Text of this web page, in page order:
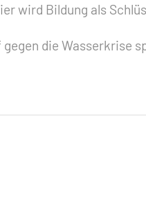
wird Bildung als
die Wasserkrise